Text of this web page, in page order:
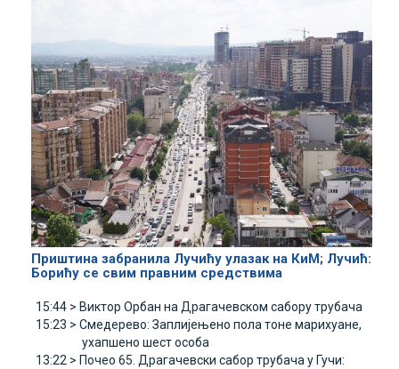
Приштина забранила Лучићу улазак на КиМ; Лучић:
Борићу се свим правним средствима
15:44 > Виктор Орбан на Драгачевском сабору трубача
15:23 > Смедерево: Заплијењено пола тоне марихуане,
ухапшено шест особа
13:22 > Почео 65. Драгачевски сабор трубача у Гучи: